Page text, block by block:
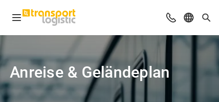
Navigation öffnen Beratung &
Sprache
Anreise & Geländeplan